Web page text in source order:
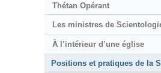
Thétan Opérant
Les ministres de
À l’intérieur d’une église
Positions et pratiques de la